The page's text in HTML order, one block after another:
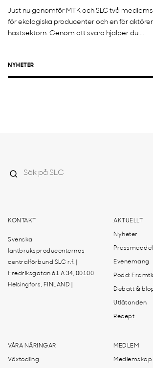
Just nu genomför MTK och SLC två
för ekologiska producenter och en för
hästsektorn. Genom att svara hjälper du ...
NYHETER
KONTAKT
Svenska
lantbruksproducenternas
centralförbund SLC r.f. |
Fredriksgatan 61 A 34, 00100
Helsingfors, FINLAND |
AKTUELLT
Nyheter
Evenemang
Podd:
Debatt &
Utlåtanden
Recept
VÅRA NÄRINGAR
Växtodling
MEDLEM
Medlemskap